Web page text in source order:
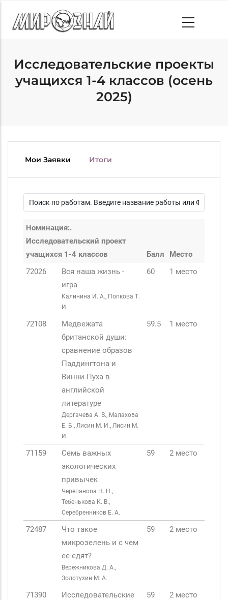
main
Исследовательские проекты
учащихся 1-4 классов (осень
2025)
Мои Заявки Итоги
Номинация:.
Исследовательский проект
учащихся 1-4 классов
Балл
Место
72026
Вся наша жизнь -
игра
Калинина И. А., Попкова Т.
И.
60 1 место
72108
Медвежата
британской души:
сравнение образов
Паддингтона и
Винни-Пуха в
английской
литературе
Дергачева А. В., Малахова
Е. Б., Лисин М. И., Лисин М.
И.
59.5 1 место
71159
Семь важных
экологических
привычек
Черепанова Н. Н.,
Тебенькова К. В.,
Серебренников Е. А.
59 2 место
72487
Что такое
микрозелень и с чем
ее едят?
Вережникова Д. А.,
Золотухин М. А.
59 2 место
71390
Исследовательские
59 2 место